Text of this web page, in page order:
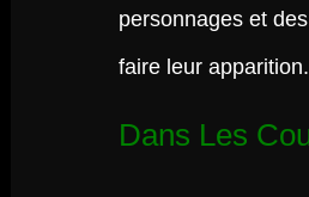
personnages et
faire leur apparition.
Dans Les